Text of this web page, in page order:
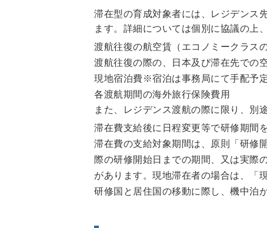
滞在型の育成対象者には、レジデンス
ます。詳細については個別に協議の上
渡航往復の航空賃（エコノミークラス
渡航往復の際の、日本及び滞在先での
現地宿泊費※宿泊は事務局にて手配予
各渡航期間の海外旅行保険費用
また、レジデンス渡航の際に限り、別
滞在費支給後に日程変更等で研修期間
滞在費の支給対象期間は、原則「研修
際の研修開始日までの期間、又は実際
があります。現地滞在者の場合は、「
研修国と居住国の移動に際し、機中泊